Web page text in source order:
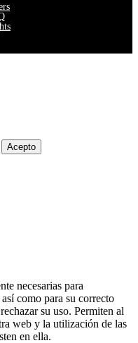
Acepto
necesarias para
como para su correcto
su uso. Permiten al
web y la utilización de las
en ella.